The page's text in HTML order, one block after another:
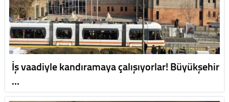
İş vaadiyle kandıramaya çalışıyorlar! Büyükşehir
…